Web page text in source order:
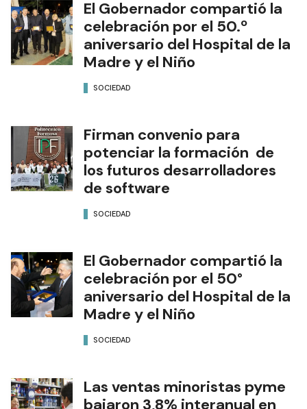
El Gobernador compartió la
celebración por el 50.º
aniversario del Hospital de la
Madre y el Niño
SOCIEDAD
Firman convenio para
potenciar la formación de
los futuros desarrolladores
de software
SOCIEDAD
El Gobernador compartió la
celebración por el 50°
aniversario del Hospital de la
Madre y el Niño
SOCIEDAD
Las ventas minoristas pyme
bajaron 3,8% interanual en